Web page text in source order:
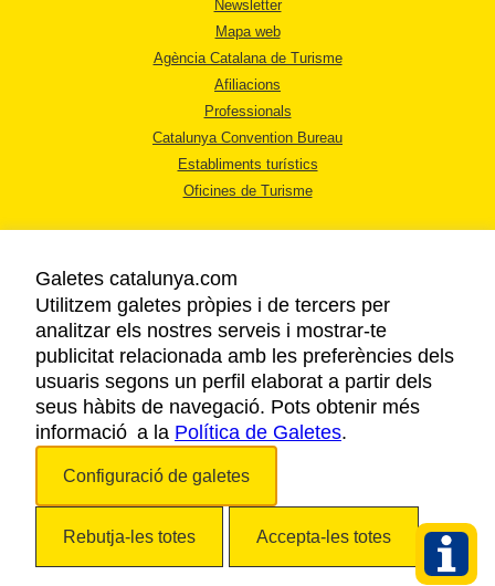
Newsletter
Mapa web
Agència Catalana de Turisme
Afiliacions
Professionals
Catalunya Convention Bureau
Establiments turístics
Oficines de Turisme
AVÍS LEGAL
POLÍTICA DE PRIVACITAT
COOKIES
ACCESSIBILITAT
Galetes catalunya.com
Utilitzem galetes pròpies i de tercers per
analitzar els nostres serveis i mostrar-te
publicitat relacionada amb les preferències dels
usuaris segons un perfil elaborat a partir dels
seus hàbits de navegació. Pots obtenir més
informació a la Política de Galetes.
Configuració de galetes
Rebutja-les totes Accepta-les totes